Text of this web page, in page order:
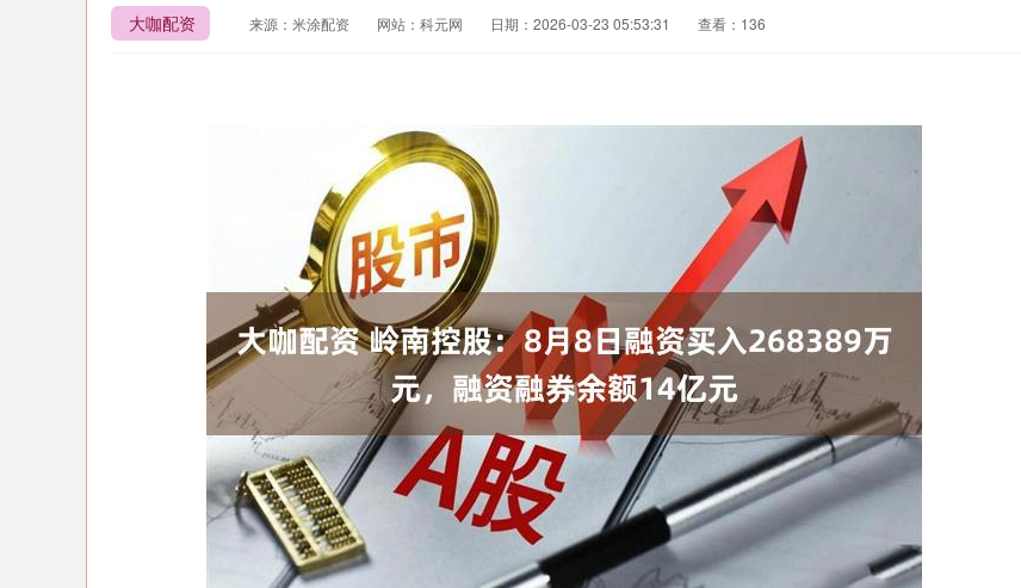
大咖配资 来源：米涂配资 网站：科元网 日期：2026-03-23 05:53:31 查看：136
上证指数 3900.35 0.57% 深证成指 14110.12 -34.08